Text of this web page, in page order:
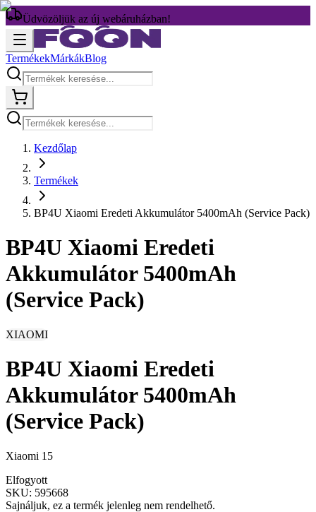
Üdvözöljük az új webáruházban!
TermékekMárkákBlog
Kezdőlap
Termékek
BP4U Xiaomi Eredeti Akkumulátor 5400mAh (Service Pack)
BP4U Xiaomi Eredeti
Akkumulátor 5400mAh
(Service Pack)
XIAOMI
BP4U Xiaomi Eredeti
Akkumulátor 5400mAh
(Service Pack)
Xiaomi 15
Elfogyott
SKU: 595668
Sajnáljuk, ez a termék jelenleg nem rendelhető.